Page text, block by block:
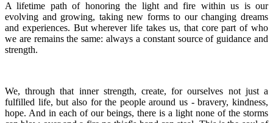
A lifetime path of honoring the light and fire within us is our
evolving and growing, taking new forms to our changing dreams
and experiences. But wherever life takes us, that core part of who
we are remains the same: always a constant source of guidance and
strength.
We, through that inner strength, create, for ourselves not just a
fulfilled life, but also for the people around us - bravery, kindness,
hope. And in each of our beings, there is a light none of the storms